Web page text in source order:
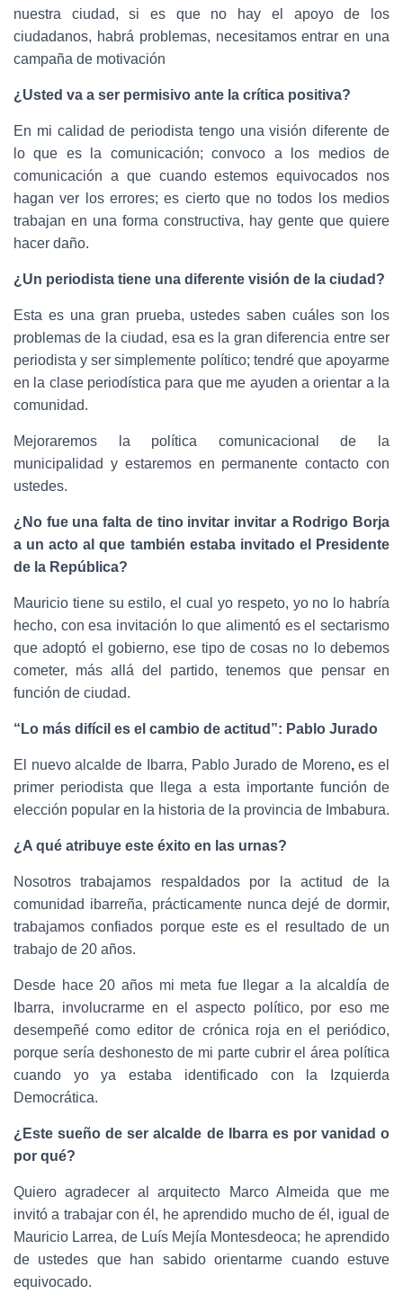
nuestra ciudad, si es que no hay el apoyo de los
ciudadanos, habrá problemas, necesitamos entrar en una
campaña de motivación
¿Usted va a ser permisivo ante la crítica positiva?
En mi calidad de periodista tengo una visión diferente de
lo que es la comunicación; convoco a los medios de
comunicación a que cuando estemos equivocados nos
hagan ver los errores; es cierto que no todos los medios
trabajan en una forma constructiva, hay gente que quiere
hacer daño.
¿Un periodista tiene una diferente visión de la ciudad?
Esta es una gran prueba, ustedes saben cuáles son los
problemas de la ciudad, esa es la gran diferencia entre ser
periodista y ser simplemente político; tendré que apoyarme
en la clase periodística para que me ayuden a orientar a la
comunidad.
Mejoraremos la política comunicacional de la
municipalidad y estaremos en permanente contacto con
ustedes.
¿No fue una falta de tino invitar invitar a Rodrigo Borja
a un acto al que también estaba invitado el Presidente
de la República?
Mauricio tiene su estilo, el cual yo respeto, yo no lo habría
hecho, con esa invitación lo que alimentó es el sectarismo
que adoptó el gobierno, ese tipo de cosas no lo debemos
cometer, más allá del partido, tenemos que pensar en
función de ciudad.
“Lo más difícil es el cambio de actitud”: Pablo Jurado
El nuevo alcalde de Ibarra, Pablo Jurado de Moreno, es el
primer periodista que llega a esta importante función de
elección popular en la historia de la provincia de Imbabura.
¿A qué atribuye este éxito en las urnas?
Nosotros trabajamos respaldados por la actitud de la
comunidad ibarreña, prácticamente nunca dejé de dormir,
trabajamos confiados porque este es el resultado de un
trabajo de 20 años.
Desde hace 20 años mi meta fue llegar a la alcaldía de
Ibarra, involucrarme en el aspecto político, por eso me
desempeñé como editor de crónica roja en el periódico,
porque sería deshonesto de mi parte cubrir el área política
cuando yo ya estaba identificado con la Izquierda
Democrática.
¿Este sueño de ser alcalde de Ibarra es por vanidad o
por qué?
Quiero agradecer al arquitecto Marco Almeida que me
invitó a trabajar con él, he aprendido mucho de él, igual de
Mauricio Larrea, de Luís Mejía Montesdeoca; he aprendido
de ustedes que han sabido orientarme cuando estuve
equivocado.